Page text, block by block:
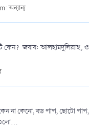
অন্যান্য
‎জবাব: আলহামদুলিল্লাহ,
না কেনো, বড় পাপ, ছোটো